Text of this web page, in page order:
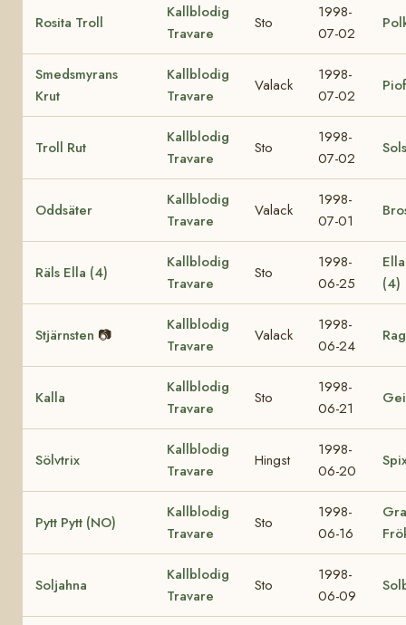
Rosita Troll
Kallblodig
Travare
Sto
1998-
07-02
Smedsmyrans
Krut
Kallblodig
Travare
Valack
1998-
07-02
Troll Rut
Kallblodig
Travare
Sto
1998-
07-02
Oddsäter
Kallblodig
Travare
Valack
1998-
07-01
Räls Ella (4)
Kallblodig
Travare
Sto
1998-
06-25
(4)
Stjärnsten 📷
Kallblodig
Travare
Valack
1998-
06-24
Kalla
Kallblodig
Travare
Sto
1998-
06-21
Sölvtrix
Kallblodig
Travare
Hingst
1998-
06-20
Pytt Pytt (NO)
Kallblodig
Travare
Sto
1998-
06-16
Soljahna
Kallblodig
Travare
Sto
1998-
06-09